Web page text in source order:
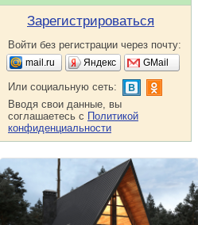
Зарегистрироваться
Войти без регистрации через почту:
mail.ru Яндекс GMail
Или социальную сеть:
Вводя свои данные, вы
соглашаетесь с Политикой
конфиденциальности